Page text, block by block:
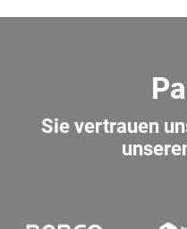
Sie vertrauen